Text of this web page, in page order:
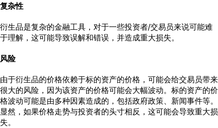
复杂性
衍生品是复杂的金融工具，对于一些投资者/交易员来说可能难
于理解，这可能导致误解和错误，并造成重大损失。
风险
由于衍生品的价格依赖于标的资产的价格，可能会给交易员带来
很大的风险，因为该资产的价格可能会大幅波动。标的资产的价
格波动可能是由多种因素造成的，包括政府政策、新闻事件等。
显然，如果价格走势与投资者的头寸相反，这可能会导致重大损
失。